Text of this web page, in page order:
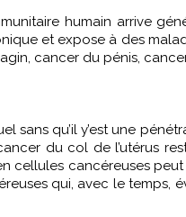
humain arrive
et expose à des
cancer du pénis,
sans qu’il y’est une
du col de l’utérus
cancéreuses
qui, avec le temps,